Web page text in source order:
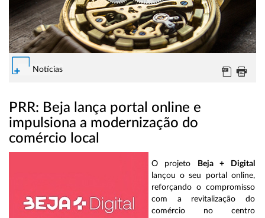
Notícias
PRR: Beja lança portal online e
impulsiona a modernização do
comércio local
O projeto
Beja + Digital
lançou o seu portal online,
reforçando o compromisso
com a revitalização do
comércio no centro